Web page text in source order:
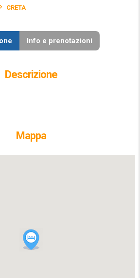
CRETA
Info e prenotazioni
Descrizione
Mappa